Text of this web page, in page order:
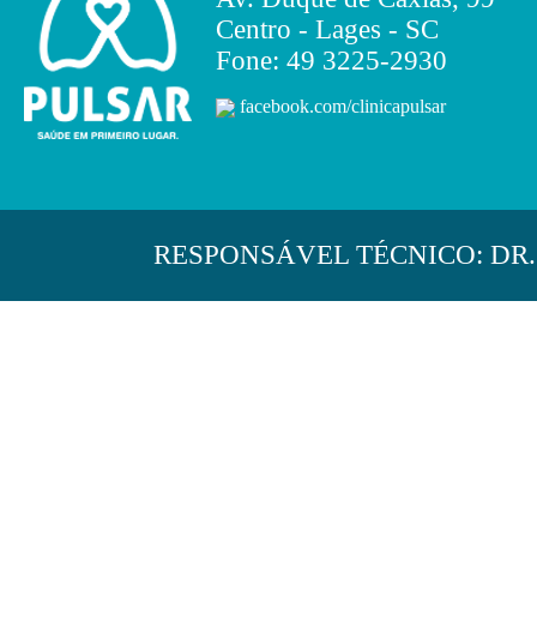
Centro - Lages - SC
Fone: 49 3225-2930
facebook.com/clinicapulsar
RESPONSÁVEL TÉCNICO: